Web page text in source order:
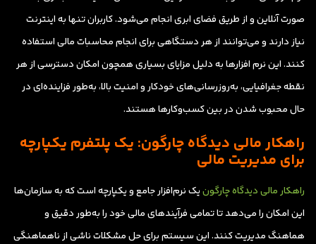
صورت آنلاین و از طریق فضای ابری انجام می‌شود. کاربران تنها به اینترنت
نیاز دارند و می‌توانند از هر دستگاهی برای انجام محاسبات مالی استفاده
کنند. این نرم افزارها به دلیل مزایای بسیاری همچون امکان دسترسی از هر
نقطه جغرافیایی، به‌روزرسانی‌های خودکار و امنیت بالا، به‌طور فزاینده‌ای در
حال محبوب شدن در بین کسب‌وکارها هستند.
راهکار مالی دیدگاه چارگون: یک پلتفرم یکپارچه
برای مدیریت مالی
راهکار مالی دیدگاه چارگونیک نرم‌افزار جامع و یکپارچه است که به سازمان‌ها
این امکان را می‌دهد تا تمامی فرآیندهای مالی خود را به‌طور دقیق و
هماهنگ مدیریت کنند. این سیستم برای حل مشکلات ناشی از ناهماهنگی